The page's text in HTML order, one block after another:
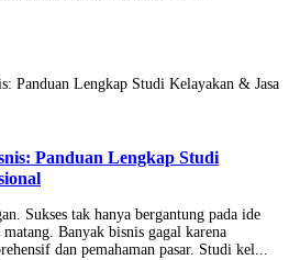
Panduan Lengkap Studi
Sukses tak hanya bergantung pada ide
Banyak bisnis gagal karena
dan pemahaman pasar. Studi kel...